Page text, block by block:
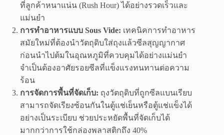
ที่ลูกค้าหนาแน่น (Rush Hour) ได้อย่างรวดเร็วและ
แม่นยำ
การทำอาหารแบบ Sous Vide: เทคนิคการทำอาหาร
สมัยใหม่ที่ต้องนำวัตถุดิบใส่ถุงแล้วซีลสุญญากาศ
ก่อนนำไปต้มในอุณหภูมิที่ควบคุมได้อย่างแม่นยำ
จำเป็นต้องอาศัยรอยซีลที่แข็งแรงทนทานต่อความ
ร้อน
การจัดการพื้นที่จัดเก็บ: ถุงวัตถุดิบที่ถูกซีลแบนเรียบ
สามารถจัดเรียงซ้อนกันในตู้แช่เย็นหรือตู้แช่แข็งได้
อย่างเป็นระเบียบ ช่วยประหยัดพื้นที่จัดเก็บได้
มากกว่าการใช้กล่องพลาสติกถึง 40%